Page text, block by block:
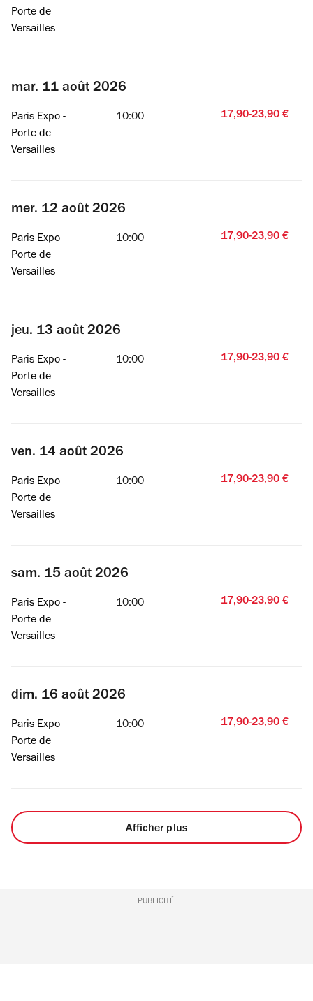
Porte de
Versailles
mar. 11 août 2026
Paris Expo -
Porte de
Versailles
10:00 17,90-23,90 €
mer. 12 août 2026
Paris Expo -
Porte de
Versailles
10:00 17,90-23,90 €
jeu. 13 août 2026
Paris Expo -
Porte de
Versailles
10:00 17,90-23,90 €
ven. 14 août 2026
Paris Expo -
Porte de
Versailles
10:00 17,90-23,90 €
sam. 15 août 2026
Paris Expo -
Porte de
Versailles
10:00 17,90-23,90 €
dim. 16 août 2026
Paris Expo -
Porte de
Versailles
10:00 17,90-23,90 €
Afficher plus
PUBLICITÉ